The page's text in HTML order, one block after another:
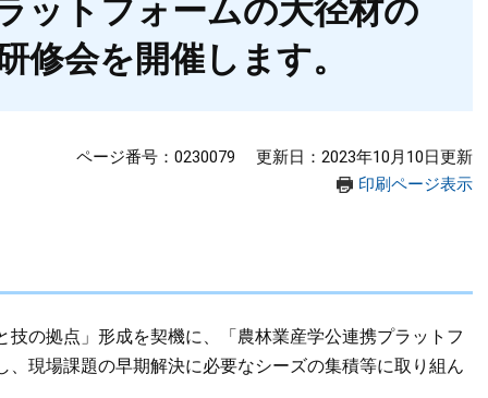
ットフォームの大径材の
修会を開催します。
ページ番号：0230079
更新日：2023年10月10日更新
印刷ページ表示
の拠点」形成を契機に、「農林業産学公連携プラットフ
現場課題の早期解決に必要なシーズの集積等に取り組ん